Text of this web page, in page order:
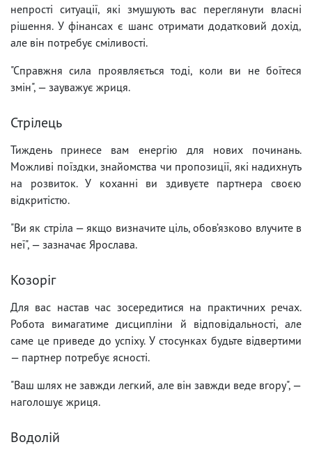
непрості ситуації, які змушують вас переглянути власні
рішення. У фінансах є шанс отримати додатковий дохід,
але він потребує сміливості.
"Справжня сила проявляється тоді, коли ви не боїтеся
змін", — зауважує жриця.
Стрілець
Тиждень принесе вам енергію для нових починань.
Можливі поїздки, знайомства чи пропозиції, які надихнуть
на розвиток. У коханні ви здивуєте партнера своєю
відкритістю.
"Ви як стріла — якщо визначите ціль, обов’язково влучите в
неї", — зазначає Ярослава.
Козоріг
Для вас настав час зосередитися на практичних речах.
Робота вимагатиме дисципліни й відповідальності, але
саме це приведе до успіху. У стосунках будьте відвертими
— партнер потребує ясності.
"Ваш шлях не завжди легкий, але він завжди веде вгору", —
наголошує жриця.
Водолій